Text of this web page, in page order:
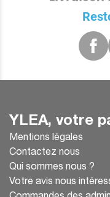
YLEA, votre
Mentions légales
Contactez nous
Qui sommes nous ?
Votre avis nous